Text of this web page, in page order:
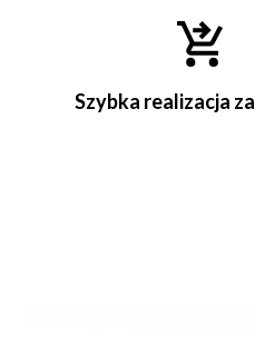
Szybka realizacja